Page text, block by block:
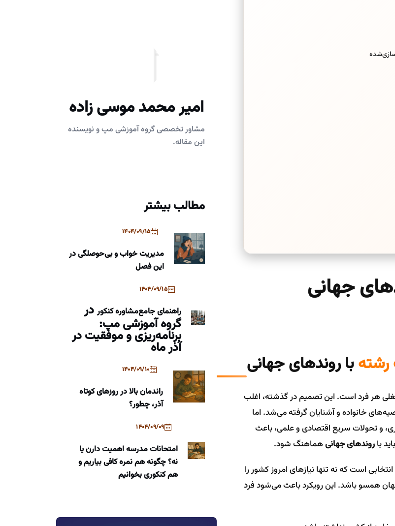
جهانی
رشتهبا روندهای جهانی
هر فرد است. این تصمیم در گذشته، اغلب
خانواده و آشنایان گرفته می‌شد. اما
و تحولات سریع اقتصادی و علمی، باعث
باروندهای جهانیهماهنگ شود.
است که نه تنها نیازهای امروز کشور را
همسو باشد. این رویکرد باعث می‌شود فرد
امیر محمد موسی زاده
مشاور تخصصی گروه آموزشی مپ و نویسنده
این مقاله.
مطالب بیشتر
1404/09/15
مدیریت خواب و بی‌حوصلگی در
این فصل
1404/09/15
راهنمای جامعمشاوره کنکوردر
گروه آموزشی مپ:
برنامه‌ریزی و موفقیت در
آذر ماه
1404/09/10
راندمان بالا در روزهای کوتاه
آذر، چطور؟
1404/09/09
امتحانات مدرسه اهمیت دارن یا
نه؟ چگونه هم نمره کافی بیاریم و
هم کنکوری بخوانیم